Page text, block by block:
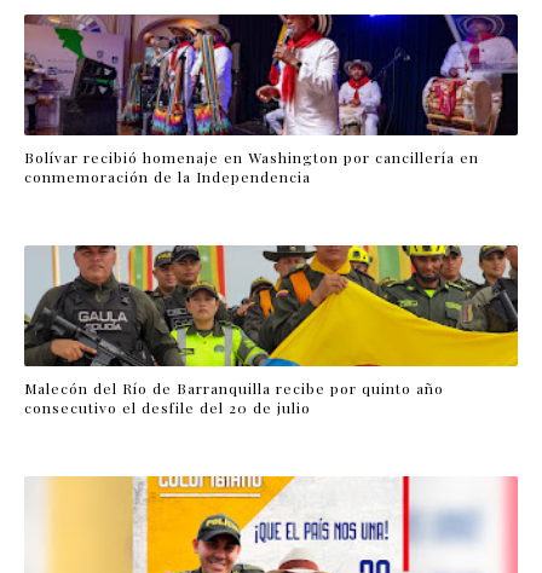
Bolívar recibió homenaje en Washington por cancillería en
conmemoración de la Independencia
Malecón del Río de Barranquilla recibe por quinto año
consecutivo el desfile del 20 de julio